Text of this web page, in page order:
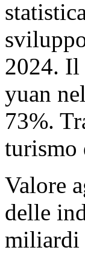
2024. Il
yuan
73%.
turismo
Valore
delle
miliardi